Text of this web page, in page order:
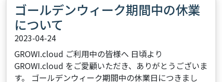
ゴールデンウィーク期間中の休業
について
2023-04-24
GROWI.cloud ご利用中の皆様へ 日頃より
GROWI.cloud をご愛顧いただき、ありがとうございま
す。 ゴールデンウィーク期間中の休業日につきまし